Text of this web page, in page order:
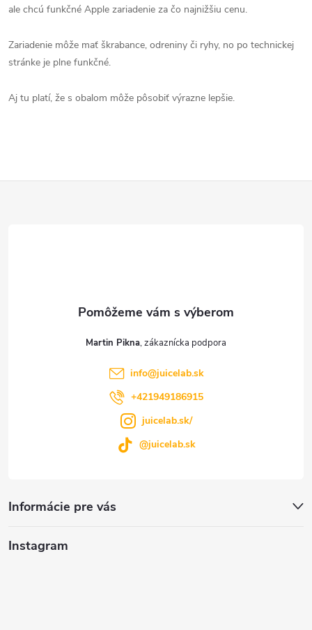
ale chcú funkčné Apple zariadenie za čo najnižšiu cenu.
Zariadenie môže mať škrabance, odreniny či ryhy, no po technickej
stránke je plne funkčné.
Aj tu platí, že s obalom môže pôsobiť výrazne lepšie.
Informácie pre vás
Martin Pikna
info@juicelab.sk
+421949186915
juicelab.sk/
@juicelab.sk
Instagram